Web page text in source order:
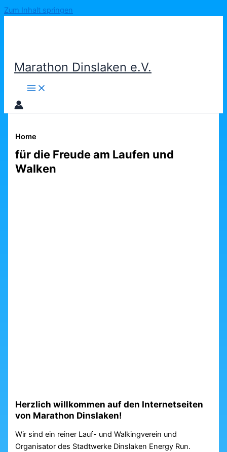
Zum Inhalt springen
Marathon Dinslaken e.V.
Home
für die Freude am Laufen und
Walken
Herzlich willkommen auf den Internetseiten
von Marathon Dinslaken!
Wir sind ein reiner Lauf- und Walkingverein und
Organisator des Stadtwerke Dinslaken Energy Run.